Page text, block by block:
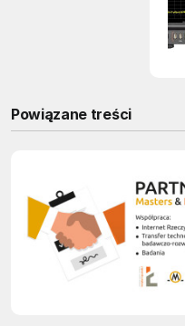
Powiązane treści